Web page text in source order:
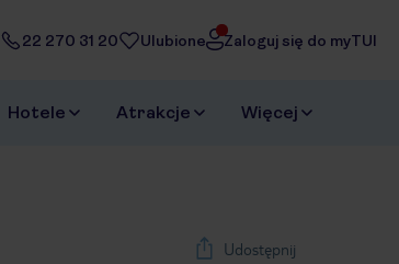
22 270 31 20 Ulubione Zaloguj się do myTUI
Hotele Atrakcje Więcej
Udostępnij